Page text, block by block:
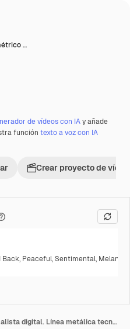
…
de vídeos con IAy añade
función texto a voz con IA
Crear proyecto de vídeo
Back, Peaceful,Sentimental,
Fondo 3D geométrico minimalista digital. Línea metálica tecnológica. Plantilla de diseño de lujo premium. Patrón suave animado